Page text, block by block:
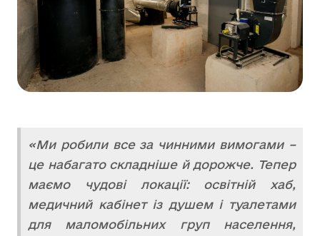
«Ми робили все за чинними вимогами –
це набагато складніше й дорожче. Тепер
маємо чудові локації: освітній хаб,
медичний кабінет із душем і туалетами
для маломобільних груп населення,